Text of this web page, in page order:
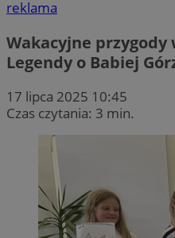
reklama
Wakacyjne przygody
Legendy o Babiej
17 lipca 2025 10:45
Czas czytania: 3 min.